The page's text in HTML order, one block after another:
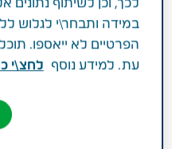
האם אתם חווים
ובלתי נשלטות?
לכך, וכן לשיתוף
במידה ותבחר\י לגלוש
הפרטיים לא ייאספו.
עת. למידע נוסף
לחצ\י